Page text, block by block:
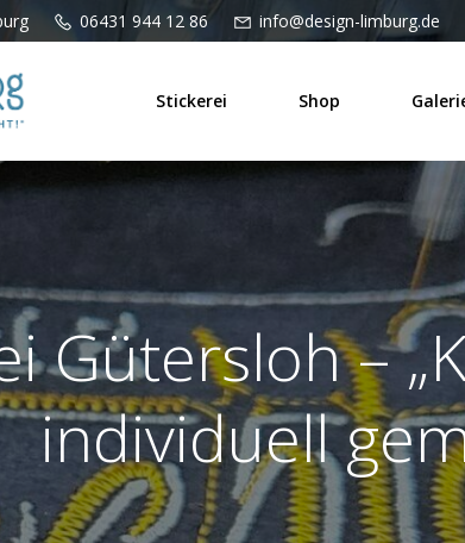
06431 944 12 86 info@design-limburg.de
Stickerei Shop
Gütersloh –
individuell